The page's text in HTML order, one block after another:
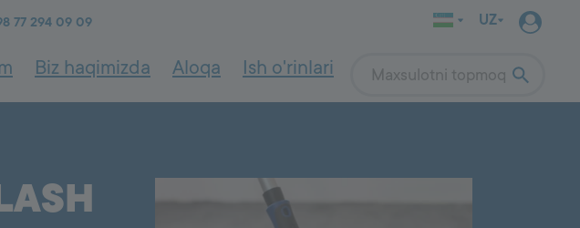
77 294 09 09 UZ
Ichki devor ishlari
konstruktsiyalari
Isiq polni loyihalash: uch qatlam qalinligi,
Quruq beton qorshmalarini qo‘llash
Biz haqimizda Aloqa Ish o'rinlari Search